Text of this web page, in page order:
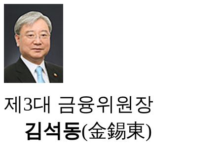
제3대 금융위원장
김석동(金錫東)